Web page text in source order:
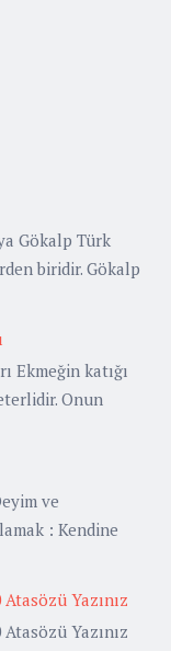
Gökalp Türk
biridir. Gökalp
Ekmeğin katığı
Onun
ve
: Kendine
Yazınız
Yazınız